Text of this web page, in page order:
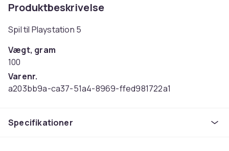
Produktbeskrivelse
Spil til Playstation 5
Vægt, gram
100
Varenr.
a203bb9a-ca37-51a4-8969-ffed981722a1
Specifikationer